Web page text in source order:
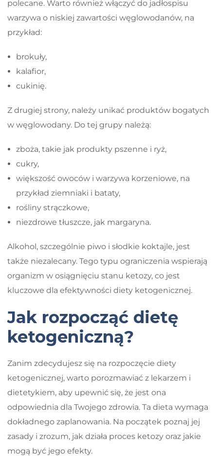
polecane. Warto również włączyć do jadłospisu
warzywa o niskiej zawartości węglowodanów, na
przykład:
brokuły,
kalafior,
cukinię.
Z drugiej strony, należy unikać produktów bogatych
w węglowodany. Do tej grupy należą:
zboża, takie jak produkty pszenne i ryż,
cukry,
większość owoców i warzywa korzeniowe, na
przykład ziemniaki i bataty,
rośliny strączkowe,
niezdrowe tłuszcze, jak margaryna.
Alkohol, szczególnie piwo i słodkie koktajle, jest
także niezalecany. Tego typu ograniczenia wspierają
organizm w osiągnięciu stanu ketozy, co jest
kluczowe dla efektywności diety ketogenicznej.
Jak rozpocząć dietę
ketogeniczną?
Zanim zdecydujesz się na rozpoczęcie diety
ketogenicznej, warto porozmawiać z lekarzem i
dietetykiem, aby upewnić się, że jest ona
odpowiednia dla Twojego zdrowia. Ta dieta wymaga
dokładnego zaplanowania. Na początek poznaj jej
zasady i zrozum, jak działa proces ketozy oraz jakie
mogą być jego efekty.